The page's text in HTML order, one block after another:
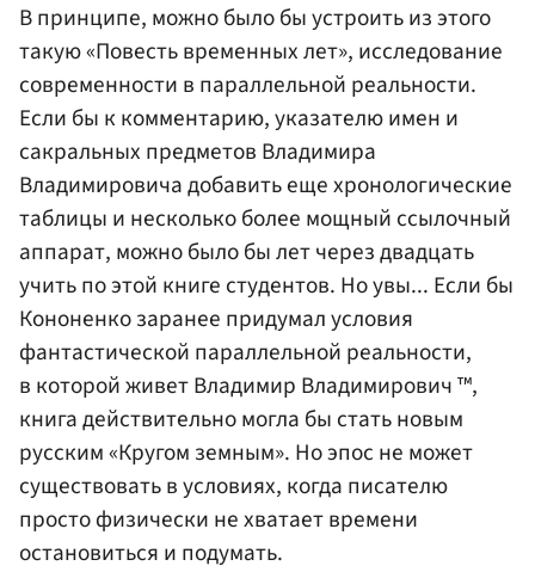
В принципе, можно было бы устроить из этого
такую «Повесть временных лет», исследование
современности в параллельной реальности.
Если бы к комментарию, указателю имен и
сакральных предметов Владимира
Владимировича добавить еще хронологические
таблицы и несколько более мощный ссылочный
аппарат, можно было бы лет через двадцать
учить по этой книге студентов. Но увы... Если бы
Кононенко заранее придумал условия
фантастической параллельной реальности,
в которой живет Владимир Владимирович ™,
книга действительно могла бы стать новым
русским «Кругом земным». Но эпос не может
существовать в условиях, когда писателю
просто физически не хватает времени
остановиться и подумать.